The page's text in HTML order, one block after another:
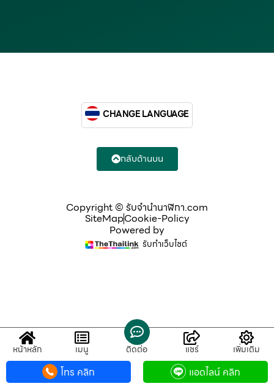
Copyright © รับจํานํานาฬิกา.com
SiteMapCookie-Policy
Powered by
รับทำเว็บไซต์
CHANGE LANGUAGE
กลับด้านบน
หน้าหลัก เมนู ติดต่อ แชร์ เพิ่มเติม
โทร คลิก แอดไลน์ คลิก